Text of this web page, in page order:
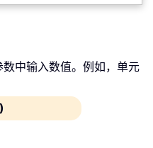
中输入数值。例如，单元
)